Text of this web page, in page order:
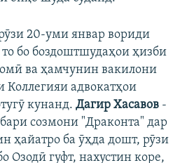
20-уми январ вориди
бо боздоштшудаҳои ҳизби
ва ҳамчунин вакилони
адвокатҳои
кунанд. Дагир Хасавов -
созмони "Драконта" дар
ҳайатро ба ӯҳда дошт, рӯзи
Озодӣ гуфт, нахустин коре,